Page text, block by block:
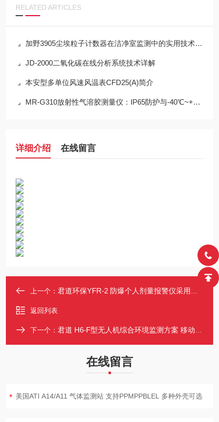
RELATED ARTICLES
加野3905尘埃粒子计数器在洁净室监测中的实用技术解析
JD-2000二氧化碳在线分析系统技术详解
本安型多单位风速风温表CFD25(A)简介
MR-G310放射性气溶胶测量仪：IP65防护与-40℃~+50℃宽温工作能力
详细介绍 在线留言
上一个： 君道环保YFR-2 防爆个人剂量报警仪采用新型单片机技术
返回列表
下一个： 君道 H6-F型无人机综合环境监测方案 移动巡查 应急事故检测 数据直传
在线留言